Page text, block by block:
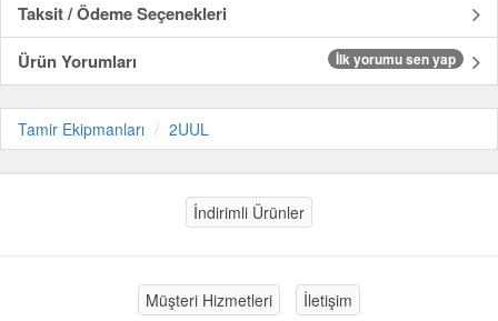
Taksit / Ödeme Seçenekleri
Ürün Yorumları
İlk yorumu sen yap
Tamir Ekipmanları 2UUL
İndirimli Ürünler
Müşteri Hizmetleri İletişim